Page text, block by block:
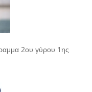
2ου γύρου 1ης